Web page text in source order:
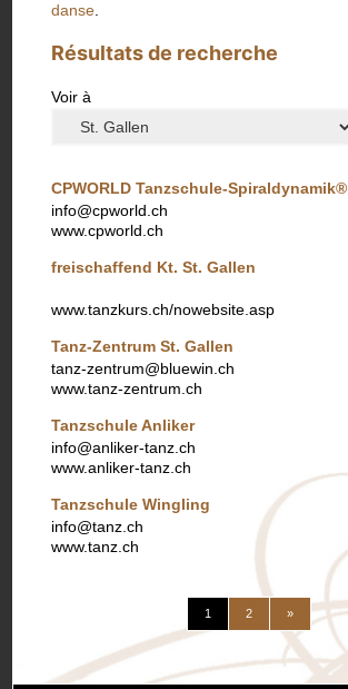
danse
Résultats de recherche
Voir à
CPWORLD Tanzschule-Spiraldynamik®
info@cpworld.ch
www.cpworld.ch
freischaffend Kt. St. Gallen
www.tanzkurs.ch/nowebsite.asp
Tanz-Zentrum St. Gallen
tanz-zentrum@bluewin.ch
www.tanz-zentrum.ch
Tanzschule Anliker
info@anliker-tanz.ch
www.anliker-tanz.ch
Tanzschule Wingling
info@tanz.ch
www.tanz.ch
1 (current)
2 »continuer